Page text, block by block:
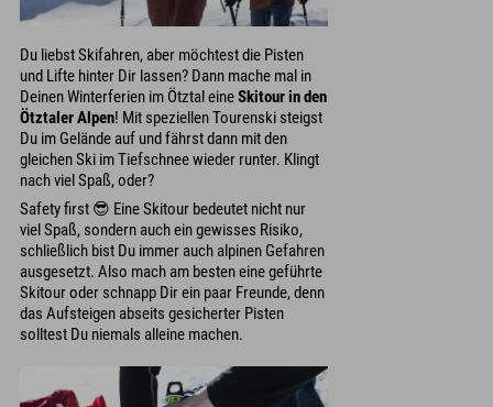
Du liebst Skifahren, aber möchtest die Pisten
und Lifte hinter Dir lassen? Dann mache mal in
Deinen Winterferien im Ötztal eineSkitour in den
Ötztaler Alpen! Mit speziellen Tourenski steigst
Du im Gelände auf und fährst dann mit den
gleichen Ski im Tiefschnee wieder runter. Klingt
nach viel Spaß, oder?
Safety first 😎 Eine Skitour bedeutet nicht nur
viel Spaß, sondern auch ein gewisses Risiko,
schließlich bist Du immer auch alpinen Gefahren
ausgesetzt. Also mach am besten eine geführte
Skitour oder schnapp Dir ein paar Freunde, denn
das Aufsteigen abseits gesicherter Pisten
solltest Du niemals alleine machen.